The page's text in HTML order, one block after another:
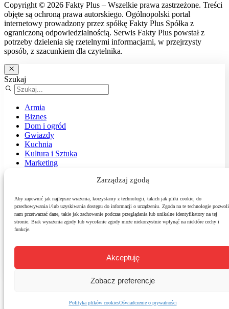
Zarządzaj zgodą
Aby zapewnić jak najlepsze wrażenia, korzystamy z technologii, takich jak pliki cookie, do
przechowywania i/lub uzyskiwania dostępu do informacji o urządzeniu. Zgoda na te technologie pozwoli
nam przetwarzać dane, takie jak zachowanie podczas przeglądania lub unikalne identyfikatory na tej
stronie. Brak wyrażenia zgody lub wycofanie zgody może niekorzystnie wpłynąć na niektóre cechy i
funkcje.
Akceptuję
Zobacz preferencje
Polityka plików cookiesOświadczenie o prywatności
Copyright © 2026 Fakty Plus – Wszelkie prawa zastrzeżone. Treści
objęte są ochroną prawa autorskiego. Ogólnopolski portal
internetowy prowadzony przez spółkę Fakty Plus Spółka z
ograniczoną odpowiedzialnością. Serwis Fakty Plus powstał z
potrzeby dzielenia się rzetelnymi informacjami, w przejrzysty
sposób, z szacunkiem dla czytelnika.
Szukaj
Armia
Biznes
Dom i ogród
Gwiazdy
Kuchnia
Kultura i Sztuka
Marketing
Podróże
Polityka
Sport
Środowisko
Technologie